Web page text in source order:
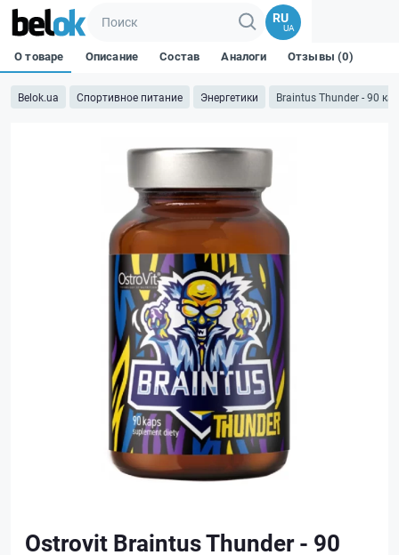
RU
UA
Belok.ua Спортивное питание Энергетики Braintus Thunder - 90
О товаре Описание Состав Аналоги Отзывы (0)
Ostrovit Braintus Thunder - 90